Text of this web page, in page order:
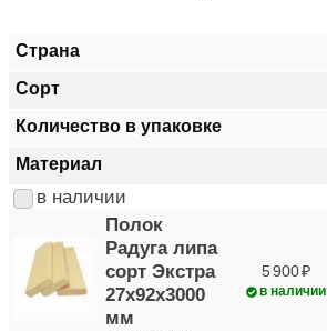
Страна
Сорт
Количество в упаковке
Материал
в наличии
Полок
Радуга липа
сорт Экстра
27х92х3000
мм
5 900
в наличии